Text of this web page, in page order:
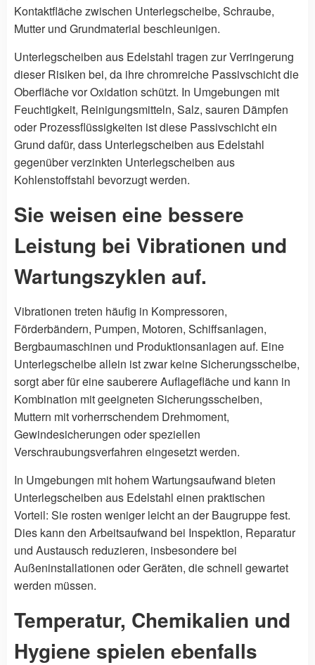
Kontaktfläche zwischen Unterlegscheibe, Schraube,
Mutter und Grundmaterial beschleunigen.
Unterlegscheiben aus Edelstahl tragen zur Verringerung
dieser Risiken bei, da ihre chromreiche Passivschicht die
Oberfläche vor Oxidation schützt. In Umgebungen mit
Feuchtigkeit, Reinigungsmitteln, Salz, sauren Dämpfen
oder Prozessflüssigkeiten ist diese Passivschicht ein
Grund dafür, dass Unterlegscheiben aus Edelstahl
gegenüber verzinkten Unterlegscheiben aus
Kohlenstoffstahl bevorzugt werden.
Sie weisen eine bessere
Leistung bei Vibrationen und
Wartungszyklen auf.
Vibrationen treten häufig in Kompressoren,
Förderbändern, Pumpen, Motoren, Schiffsanlagen,
Bergbaumaschinen und Produktionsanlagen auf. Eine
Unterlegscheibe allein ist zwar keine Sicherungsscheibe,
sorgt aber für eine sauberere Auflagefläche und kann in
Kombination mit geeigneten Sicherungsscheiben,
Muttern mit vorherrschendem Drehmoment,
Gewindesicherungen oder speziellen
Verschraubungsverfahren eingesetzt werden.
In Umgebungen mit hohem Wartungsaufwand bieten
Unterlegscheiben aus Edelstahl einen praktischen
Vorteil: Sie rosten weniger leicht an der Baugruppe fest.
Dies kann den Arbeitsaufwand bei Inspektion, Reparatur
und Austausch reduzieren, insbesondere bei
Außeninstallationen oder Geräten, die schnell gewartet
werden müssen.
Temperatur, Chemikalien und
Hygiene spielen ebenfalls